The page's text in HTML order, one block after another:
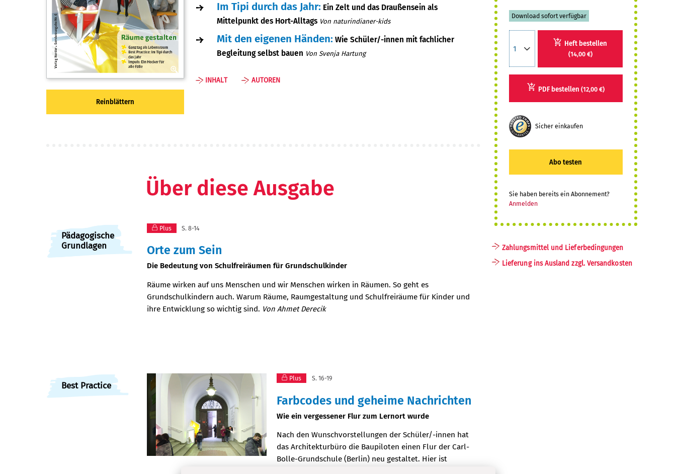
Reinblättern
Im Tipi durch das Jahr:Ein Zelt und das Draußensein als
Mittelpunkt des Hort-Alltags Von naturindianer-kids
Mit den eigenen Händen:Wie Schüler/-innen mit fachlicher
Begleitung selbst bauen Von Svenja Hartung
INHALT AUTOREN
Download sofort verfügbar
Heft bestellen
(14,00 €)
PDF bestellen (12,00 €)
Sicher einkaufen
Abo testen
Sie haben bereits ein Abonnement?
Anmelden
Zahlungsmittel und Lieferbedingungen
Lieferung ins Ausland zzgl. Versandkosten
Über diese Ausgabe
Pädagogische
Grundlagen
Plus S. 8-14
Orte zum Sein
:
Die Bedeutung von Schulfreiräumen für Grundschulkinder
Räume wirken auf uns Menschen und wir Menschen wirken in Räumen. So geht es
Grundschulkindern auch. Warum Räume, Raumgestaltung und Schulfreiräume für Kinder und
ihre Entwicklung so wichtig sind. Von Ahmet Derecik
Best Practice
Plus S. 16-19
Farbcodes und geheime Nachrichten
:
Wie ein vergessener Flur zum Lernort wurde
Nach den Wunschvorstellungen der Schüler/-innen hat
das Architekturbüro die Baupiloten einen Flur der Carl-
Bolle-Grundschule (Berlin) neu gestaltet. Hier ist